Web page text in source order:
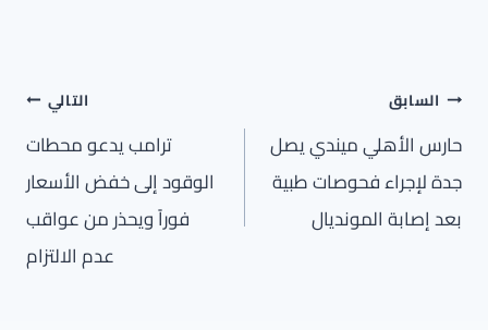
تصفّح
المقالات
السابق
حارس الأهلي ميندي يصل
جدة لإجراء فحوصات طبية
بعد إصابة المونديال
التالي
ترامب يدعو محطات
الوقود إلى خفض الأسعار
فوراً ويحذر من عواقب
عدم الالتزام